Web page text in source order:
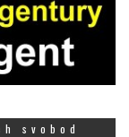
svobod